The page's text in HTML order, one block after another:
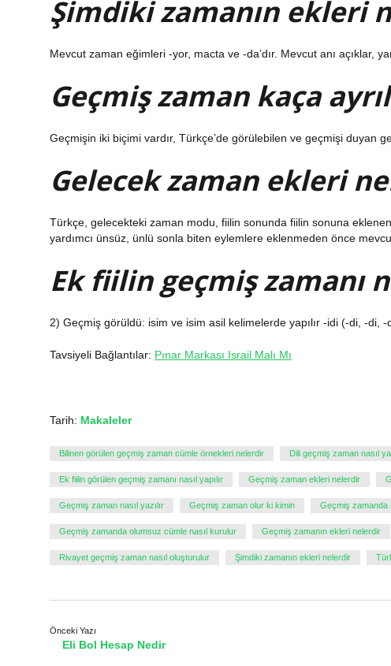
Şimdiki zamanın ekleri
Mevcut zaman eğimleri -yor, macta ve -da’dır. Mevcut anı açıklar,
Geçmiş zaman kaça
Geçmişin iki biçimi vardır, Türkçe’de görülebilen ve geçmişi duyan
Gelecek zaman ekleri
Türkçe, gelecekteki zaman modu, fiilin sonunda fiilin sonuna
yardımcı ünsüz, ünlü sonla biten eylemlere eklenmeden önce
Ek fiilin geçmiş zamanı
2) Geçmiş görüldü: isim ve isim asil kelimelerde yapılır -idi (-di, -di,
Tavsiyeli Bağlantılar: Pınar Markası Israil Malı Mı
Tarih: Makaleler
Bilinen görülen geçmiş zaman cümle örnekleri nelerdir Dili geçmiş zaman nasıl
Ek fiilin görülen geçmiş zamanı nasıl yapılır Geçmiş zaman ekleri nelerdir
Geçmiş zaman nasıl yazılır Geçmiş zaman olur ki kimin Geçmiş zamanda
Geçmiş zamanda olumsuz cümle nasıl kurulur Geçmiş zamanın ekleri nelerdir
Rivayet geçmiş zaman nasıl oluşturulur Şimdiki zamanın ekleri nelerdir
Önceki Yazı
Eli Bol Hesap Nedir